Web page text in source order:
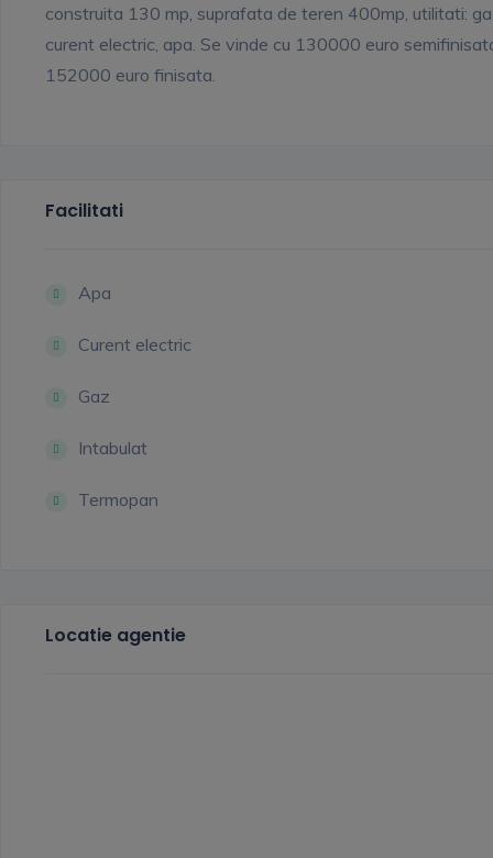
construita 130 mp, suprafata de teren 400mp, utilitati:
curent electric, apa. Se vinde cu 130000 euro
152000 euro finisata.
Facilitati
Apa
Curent electric
Gaz
Intabulat
Termopan
Locatie agentie